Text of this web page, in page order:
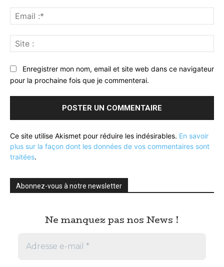
:*
:
Enregistrer mon nom, email et site web dans ce navigateur
pour la prochaine fois que je commenterai.
Ce site utilise Akismet pour réduire les indésirables. En savoir
plus sur la façon dont les données de vos commentaires sont
traitées.
Abonnez-vous à notre newsletter
Ne manquez pas nos News !